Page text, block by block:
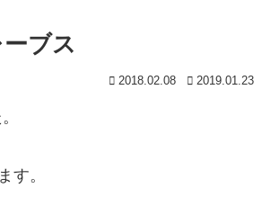
ブス
2018.02.08 2019.01.23
す。